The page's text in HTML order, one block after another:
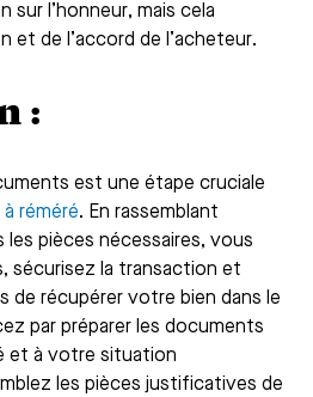
l’honneur, mais cela
et de l’accord de l’acheteur.
:
est une étape cruciale
réméré. En rassemblant
pièces nécessaires, vous
sécurisez la transaction et
de récupérer votre bien dans le
par préparer les documents
et à votre situation
les pièces justificatives de